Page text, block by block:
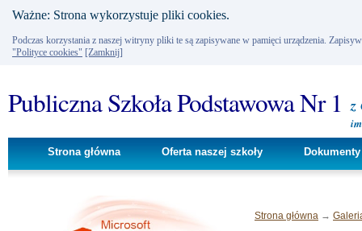
Ważne: Strona wykorzystuje pliki cookies.
Podczas korzystania z naszej witryny pliki te są zapisywane w pamięci urządzenia.
"Polityce cookies" [Zamknij]
Publiczna Szkoła Podstawowa Nr 1 z
Strona główna Oferta naszej szkoły
Strona główna →